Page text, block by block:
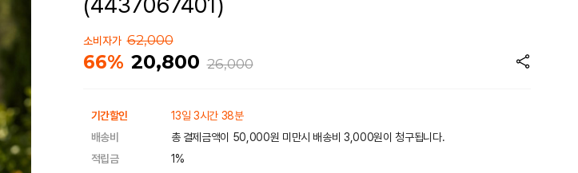
소비자가 62,000
66% 20,800 26,000
기간할인
13일 3시간 38분
배송비
총 결제금액이 50,000원 미만시 배송비 3,000원이 청구됩니다.
적립금
1%